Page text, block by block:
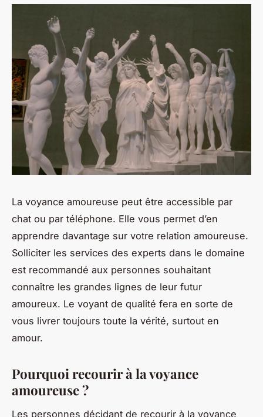
La voyance amoureuse peut être accessible par
chat ou par téléphone. Elle vous permet d’en
apprendre davantage sur votre relation amoureuse.
Solliciter les services des experts dans le domaine
est recommandé aux personnes souhaitant
connaître les grandes lignes de leur futur
amoureux. Le voyant de qualité fera en sorte de
vous livrer toujours toute la vérité, surtout en
amour.
Pourquoi recourir à la voyance
amoureuse ?
Les personnes décidant de recourir à la voyance